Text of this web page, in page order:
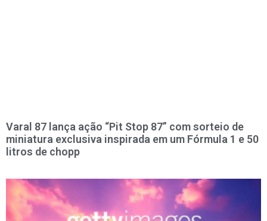
Varal 87 lança ação “Pit Stop 87” com sorteio de
miniatura exclusiva inspirada em um Fórmula 1 e 50
litros de chopp